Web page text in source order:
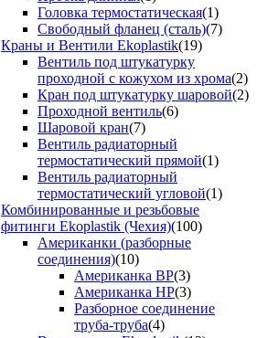
Головка термостатическая(1)
Свободный фланец (сталь)(7)
Краны и Вентили Ekoplastik(19)
Вентиль под штукатурку
проходной с кожухом из хрома(2)
Кран под штукатурку шаровой(2)
Проходной вентиль(6)
Шаровой кран(7)
Вентиль радиаторный
термостатический прямой(1)
Вентиль радиаторный
термостатический угловой(1)
Комбинированные и резьбовые
фитинги Ekoplastik (Чехия)(100)
Американки (разборные
соединения)(10)
Американка ВР(3)
Американка НР(3)
Разборное соединение
труба-труба(4)